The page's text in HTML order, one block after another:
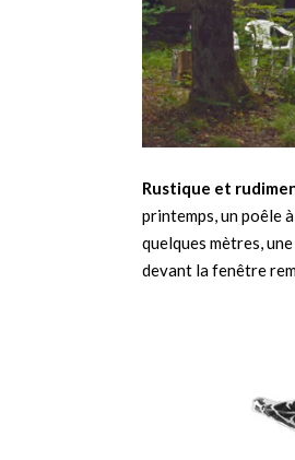
Rustique et
printemps, un poêle
quelques mètres,
devant la fenêtre